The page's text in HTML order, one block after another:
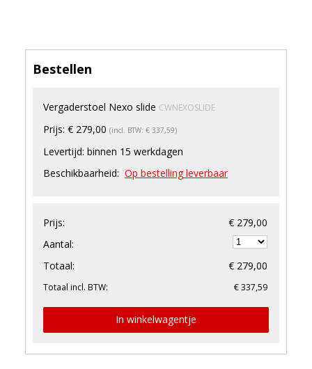
Bestellen
Vergaderstoel Nexo slide CWNEXOSLIDE
Prijs: € 279,00 (incl. BTW: € 337,59)
Levertijd: binnen 15 werkdagen
Beschikbaarheid: Op bestelling leverbaar
Prijs:
€ 279,00
Aantal:
Totaal:
€ 279,00
Totaal incl. BTW: € 337,59
In winkelwagentje